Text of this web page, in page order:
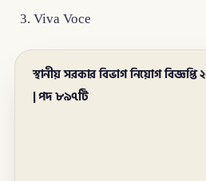
Viva Voce
স্থানীয় সরকার বিভাগ নিয়োগ
| পদ ৮৯৭টি